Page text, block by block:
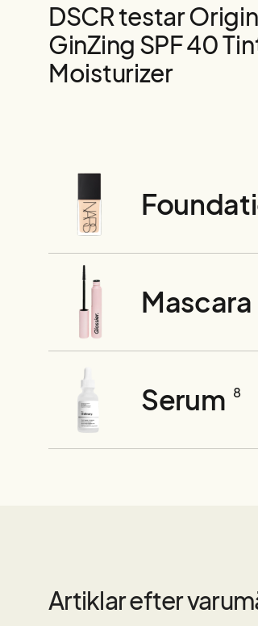
DSCR testar
GinZing SPF 40
Moisturizer
Mascara
Serum 8
Artiklar efter